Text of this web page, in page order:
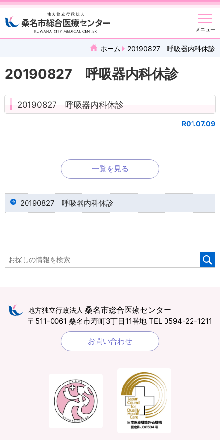
メニュー
ホーム 20190827 呼吸器内科休診
20190827 呼吸器内科休診
20190827 呼吸器内科休診
R01.07.09
一覧を見る
20190827 呼吸器内科休診
地方独立行政法人 桑名市総合医療センター
〒511-0061 桑名市寿町3丁目11番地 TEL 0594-22-1211
お問い合わせ